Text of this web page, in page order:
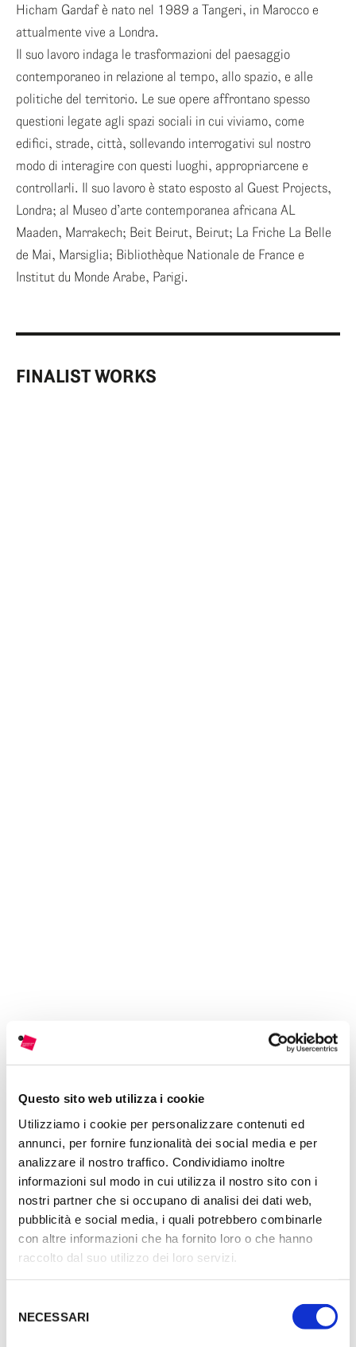
Questo sito web utilizza i cookie
Utilizziamo i cookie per personalizzare contenuti ed
annunci, per fornire funzionalità dei social media e per
analizzare il nostro traffico. Condividiamo inoltre
informazioni sul modo in cui utilizza il nostro sito con i
nostri partner che si occupano di analisi dei dati web,
pubblicità e social media, i quali potrebbero combinarle
con altre informazioni che ha fornito loro o che hanno
raccolto dal suo utilizzo dei loro servizi.
delNECESSARI
Hicham Gardaf è nato nel 1989 a Tangeri, in Marocco e
attualmente vive a Londra.
Il suo lavoro indaga le trasformazioni del paesaggio
contemporaneo in relazione al tempo, allo spazio, e alle
politiche del territorio. Le sue opere affrontano spesso
questioni legate agli spazi sociali in cui viviamo, come
edifici, strade, città, sollevando interrogativi sul nostro
modo di interagire con questi luoghi, appropriarcene e
controllarli. Il suo lavoro è stato esposto al Guest Projects,
Londra; al Museo d’arte contemporanea africana AL
Maaden, Marrakech; Beit Beirut, Beirut; La Friche La Belle
de Mai, Marsiglia; Bibliothèque Nationale de France e
Institut du Monde Arabe, Parigi.
FINALIST WORKS